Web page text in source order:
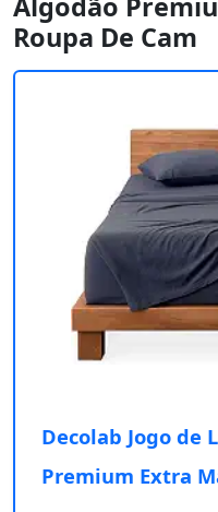
Roupa De Cam
Decolab Jogo de
Premium Extra